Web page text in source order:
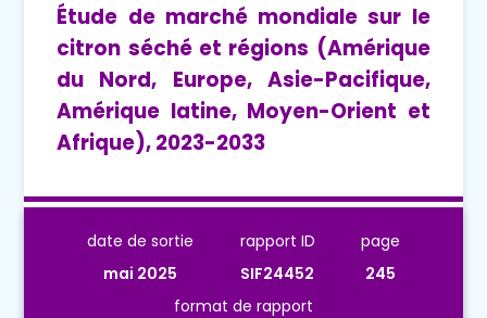
Étude de marché mondiale sur le
citron séché et régions (Amérique
du Nord, Europe, Asie-Pacifique,
Amérique latine, Moyen-Orient et
Afrique), 2023-2033
date de sortie
mai 2025
rapport ID
SIF24452
page
245
format de rapport